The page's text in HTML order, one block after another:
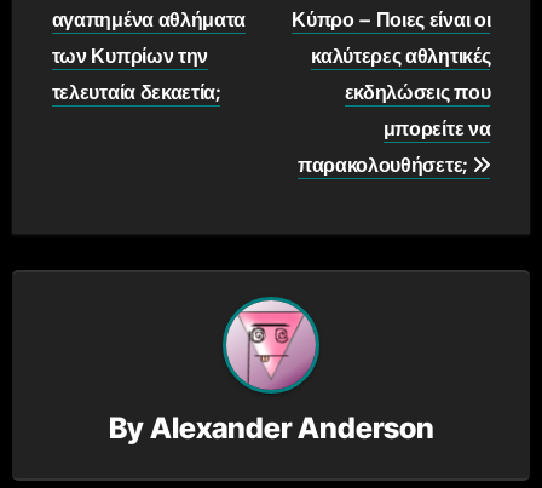
navigation
αγαπημένα αθλήματα
των Κυπρίων την
τελευταία δεκαετία;
Κύπρο – Ποιες είναι οι
καλύτερες αθλητικές
εκδηλώσεις που
μπορείτε να
παρακολουθήσετε;
ByAlexander Anderson